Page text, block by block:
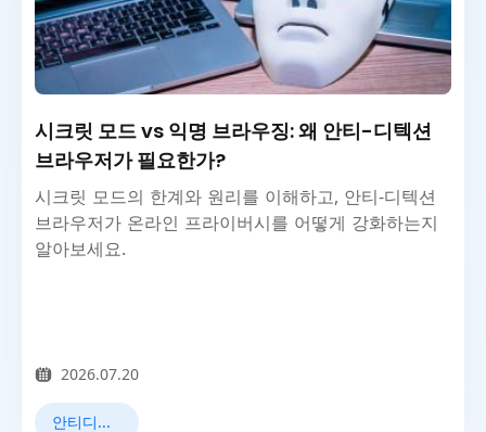
시크릿 모드 vs 익명 브라우징: 왜 안티-디텍션
브라우저가 필요한가?
시크릿 모드의 한계와 원리를 이해하고, 안티-디텍션
브라우저가 온라인 프라이버시를 어떻게 강화하는지
알아보세요.
2026.07.20
안티디텍트 브라우저